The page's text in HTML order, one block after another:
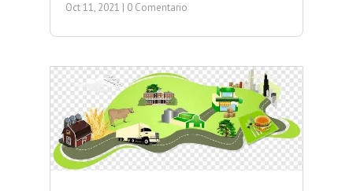
Oct 11, 2021 | 0 Comentario